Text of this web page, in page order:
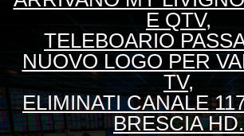
E QTV,
TELEBOARIO
NUOVO LOGO PER
TV,
ELIMINATI CANALE
BRESCIA HD.